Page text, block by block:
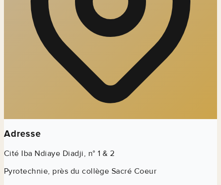
Adresse
Cité Iba Ndiaye Diadji, n° 1 & 2
Pyrotechnie, près du collège Sacré Coeur